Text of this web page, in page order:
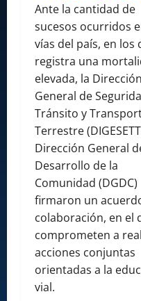
Ante la cantidad de
sucesos ocurridos
vías del país, en los
registra una
elevada, la Dirección
General de
Tránsito y
Terrestre
Dirección General
Desarrollo de la
Comunidad (DGDC)
firmaron un
colaboración, en el
comprometen a
acciones conjuntas
orientadas a la
vial.